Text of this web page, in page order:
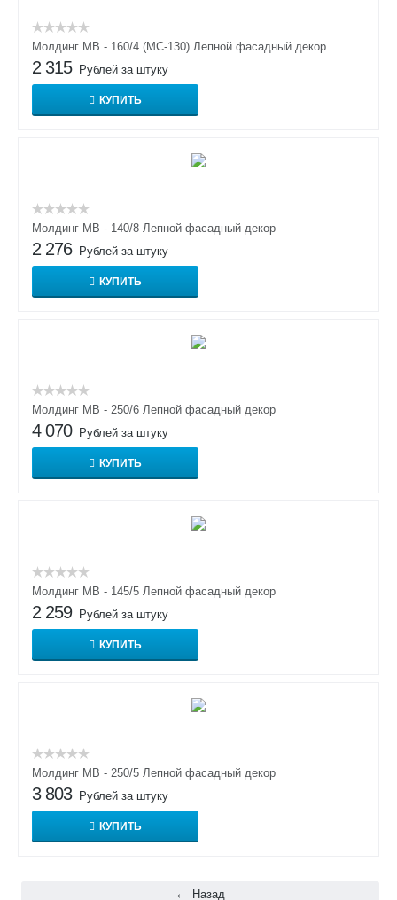
Молдинг МВ - 160/4 (МС-130) Лепной фасадный декор
2 315 Рублей за штуку
КУПИТЬ
Молдинг МВ - 140/8 Лепной фасадный декор
2 276 Рублей за штуку
КУПИТЬ
Молдинг МВ - 250/6 Лепной фасадный декор
4 070 Рублей за штуку
КУПИТЬ
Молдинг МВ - 145/5 Лепной фасадный декор
2 259 Рублей за штуку
КУПИТЬ
Молдинг МВ - 250/5 Лепной фасадный декор
3 803 Рублей за штуку
КУПИТЬ
Назад